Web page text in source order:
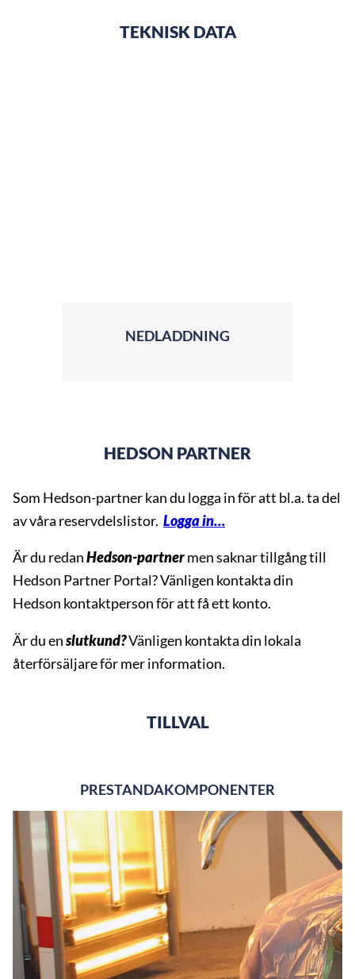
TEKNISK DATA
NEDLADDNING
HEDSON PARTNER
Som Hedson-partner kan du logga in för att bl.a. ta del
av våra reservdelslistor. Logga in…
Är du redanHedson-partnermen saknar tillgång till
Hedson Partner Portal? Vänligen kontakta din
Hedson kontaktperson för att få ett konto.
Är du enslutkund?Vänligen kontakta din lokala
återförsäljare för mer information.
TILLVAL
PRESTANDAKOMPONENTER